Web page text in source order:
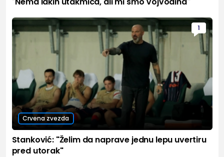
1
Crvena zvezda
Stanković: "Želim da naprave jednu lepu uvertiru
pred utorak"